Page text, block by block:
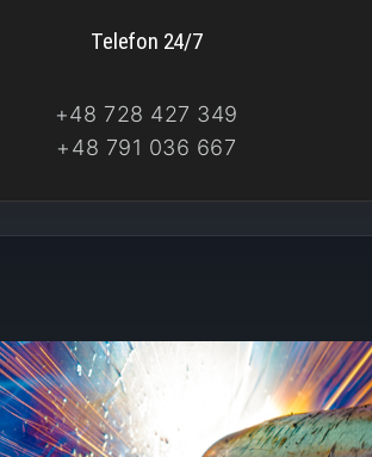
Telefon 24/7
+48 728 427 349
+48 791 036 667